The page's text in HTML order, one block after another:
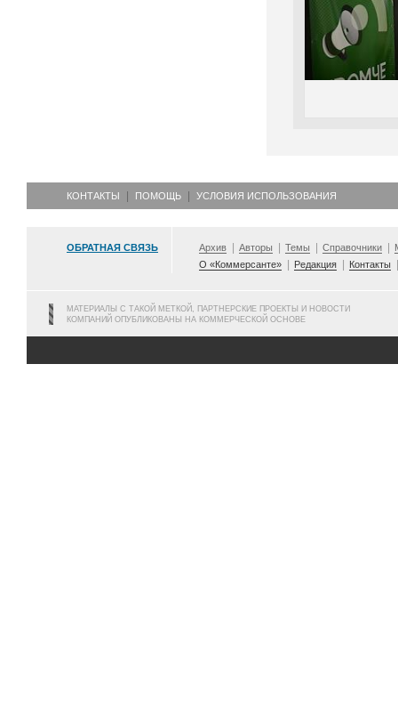
КОНТАКТЫ ПОМОЩЬ УСЛОВИЯ ИСПОЛЬЗОВАНИЯ
ОБРАТНАЯ СВЯЗЬ Архив Авторы Темы Справочники
О «Коммерсанте»
Редакция Контакты
МАТЕРИАЛЫ С ТАКОЙ МЕТКОЙ, ПАРТНЕРСКИЕ ПРОЕКТЫ И НОВОСТИ
КОМПАНИЙ ОПУБЛИКОВАНЫ НА КОММЕРЧЕСКОЙ ОСНОВЕ